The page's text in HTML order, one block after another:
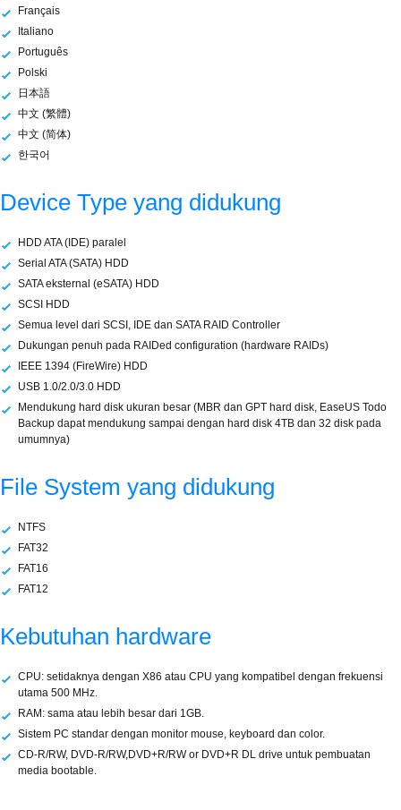
Français
Italiano
Português
Polski
日本語
中文 (繁體)
中文 (简体)
한국어
Device Type yang didukung
HDD ATA (IDE) paralel
Serial ATA (SATA) HDD
SATA eksternal (eSATA) HDD
SCSI HDD
Semua level dari SCSI, IDE dan SATA RAID Controller
Dukungan penuh pada RAIDed configuration (hardware RAIDs)
IEEE 1394 (FireWire) HDD
USB 1.0/2.0/3.0 HDD
Mendukung hard disk ukuran besar (MBR dan GPT hard disk, EaseUS Todo
Backup dapat mendukung sampai dengan hard disk 4TB dan 32 disk pada
umumnya)
File System yang didukung
NTFS
FAT32
FAT16
FAT12
Kebutuhan hardware
CPU: setidaknya dengan X86 atau CPU yang kompatibel dengan frekuensi
utama 500 MHz.
RAM: sama atau lebih besar dari 1GB.
Sistem PC standar dengan monitor mouse, keyboard dan color.
CD-R/RW, DVD-R/RW,DVD+R/RW or DVD+R DL drive untuk pembuatan
media bootable.